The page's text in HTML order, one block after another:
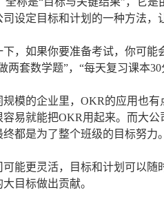
司设定目标和计划的一种方法，
下，如果你要准备考试，你可能
两套数学题”，“每天复习课本
规模的企业里，OKR的应用也
容易就能把OKR用起来。而大
终都是为了整个班级的目标努力。
可能更灵活，目标和计划可以
目标做出贡献。